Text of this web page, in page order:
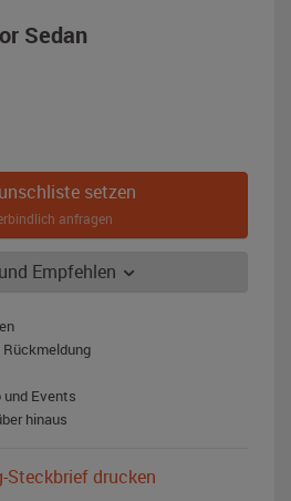
Sedan,
setzen
anfragen
Empfehlen
Events
hinaus
Steckbrief drucken